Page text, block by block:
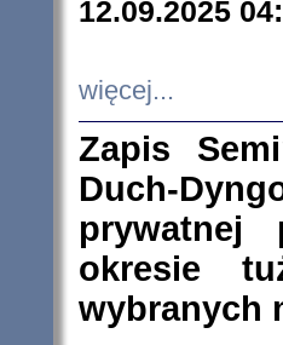
12.09.2025
więcej...
Zapis
Duch-
prywatnej
okresie
wybranych